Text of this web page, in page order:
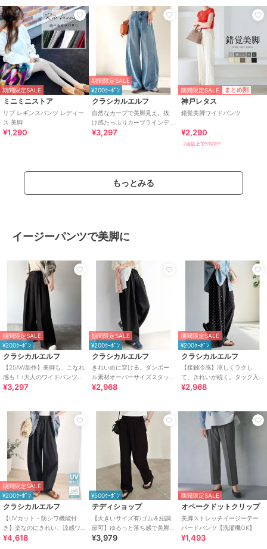
期間限定SALE
ミニミニストア
リブ レギンスパンツ レディー
ス 美脚
¥1,290
期間限定SALE
¥200ｸｰﾎﾟﾝ
クラシカルエルフ
自然なカーブで美脚見え。抜
け感たっぷりカーブラインデ
ニムパンツ（ワイド）
¥3,297
期間限定SALE まとめ割
神戸レタス
錯覚美脚ワイドパンツ
¥2,290
2点以上で5%OFF
もっとみる
イージーパンツで美脚に
期間限定SALE
¥200ｸｰﾎﾟﾝ
クラシカルエルフ
【25AW新作】美脚も、こなれ
感も！♪大人のワイドパンツ。
ベルテッドワイドイージース
¥3,297
期間限定SALE
¥200ｸｰﾎﾟﾝ
クラシカルエルフ
きれいめに穿ける。ダンボー
ル素材オーバーサイズ２タッ
クイージーパンツ（ワイド）
¥2,968
期間限定SALE
¥200ｸｰﾎﾟﾝ
クラシカルエルフ
【接触冷感】涼しくラクし
て、きれいが続く。タック入
り総柄ワイドイージーパンツ
¥2,968
期間限定SALE
¥200ｸｰﾎﾟﾝ
クラシカルエルフ
【UVカット・防シワ機能付
き】楽なのにきれい、涼感ワ
ッシャー素材イージーカーブ
¥4,618
¥500ｸｰﾎﾟﾝ
テディショップ
【大きいサイズ有/ゴム＆紐調
節可】ゆるっと落ち感で美脚
見せ。イージー ワイドパンツ
¥3,979
期間限定SALE
オペークドットクリップ
美脚ストレッチイージーテー
パードパンツ【洗濯機OK】
¥1,493